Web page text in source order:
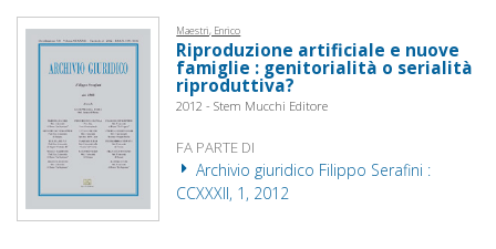
Maestri, Enrico
Riproduzione artificiale e nuove
famiglie : genitorialità o serialità
riproduttiva?
2012 - Stem Mucchi Editore
FA PARTE DI
Archivio giuridico Filippo Serafini :
CCXXXII, 1, 2012